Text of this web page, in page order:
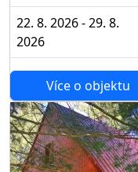
22. 8. 2026 - 29. 8.
2026
Více o objektu